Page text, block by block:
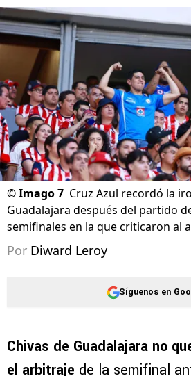
©Imago 7 Cruz Azul recordó la
Guadalajara después del partido
semifinales en la que criticaron al
Por Diward Leroy
Síguenos en
Chivas de Guadalajara no
el arbitraje de la semifinal